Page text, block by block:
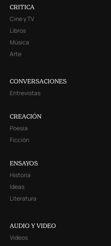
CRITICA
Cine y TV
Libros
Música
Arte
CONVERSACIONES
Entrevistas
CREACIÓN
Poesía
Ficción
ENSAYOS
Historia
Ideas
Literatura
AUDIO Y VIDEO
Videos